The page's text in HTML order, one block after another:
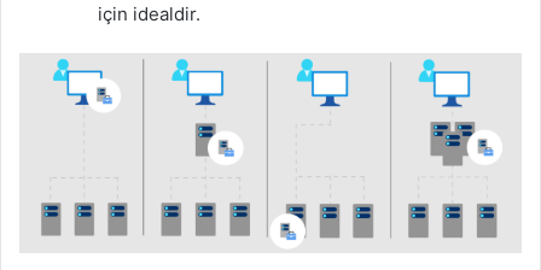
için idealdir.